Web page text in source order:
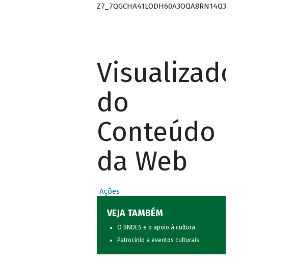
Z7_7QGCHA41LODH60A3OQA8RN14Q3
Visualizador
do
Conteúdo
da Web
Ações
VEJA TAMBÉM
O BNDES e o apoio à cultura
Patrocínio a eventos culturais